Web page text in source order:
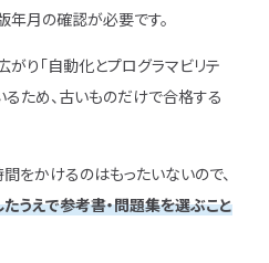
年月の確認が必要です。
り「自動化とプログラマビリテ
ため、古いものだけで合格する
をかけるのはもったいないので、
うえで参考書・問題集を選ぶこと